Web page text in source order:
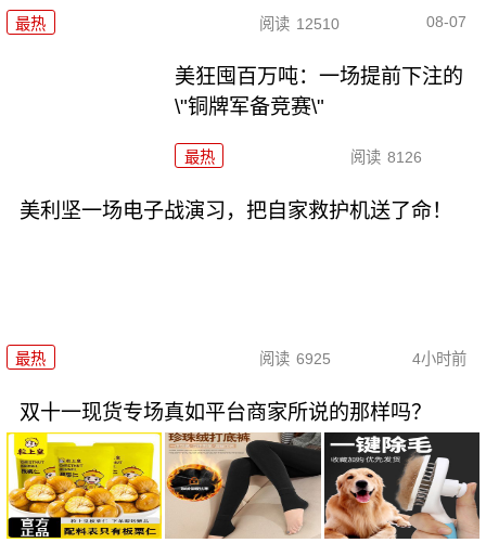
最热 阅读 12510 08-07
美狂囤百万吨：一场提前下注的
\"铜牌军备竞赛\"
最热 阅读 8126
美利坚一场电子战演习，把自家救护机送了命！
最热 阅读 6925 4小时前
双十一现货专场真如平台商家所说的那样吗？